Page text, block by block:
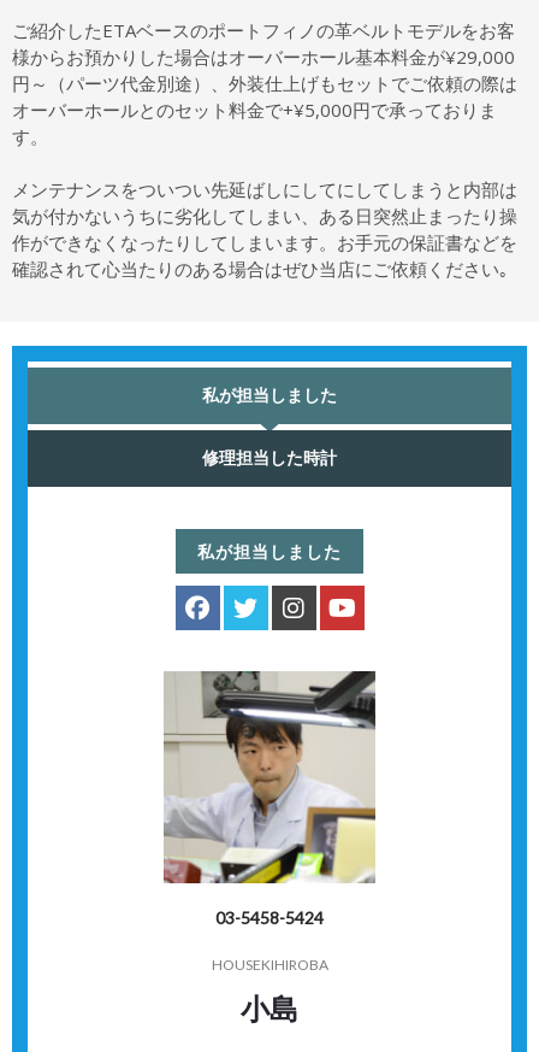
ご紹介したETAベースのポートフィノの革ベルトモデルをお客
様からお預かりした場合はオーバーホール基本料金が¥29,000
円～（パーツ代金別途）、外装仕上げもセットでご依頼の際は
オーバーホールとのセット料金で+¥5,000円で承っておりま
す。
メンテナンスをついつい先延ばしにしてにしてしまうと内部は
気が付かないうちに劣化してしまい、ある日突然止まったり操
作ができなくなったりしてしまいます。お手元の保証書などを
確認されて心当たりのある場合はぜひ当店にご依頼ください｡
私が担当しました
修理担当した時計
私が担当しました
03-5458-5424
HOUSEKIHIROBA
小島